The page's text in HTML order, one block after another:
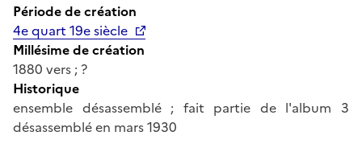
Période de création
4e quart 19e siècle
Millésime de création
1880 vers ; ?
Historique
ensemble désassemblé ; fait partie de l'album 3
désassemblé en mars 1930